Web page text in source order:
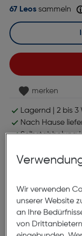
67 Leossammeln
merken
Lagernd | 2 bis
Nach Hause
Selbstabholung
Album ME-
Minimaxalbum
Wir verwenden
unserer Website
an Ihre
von